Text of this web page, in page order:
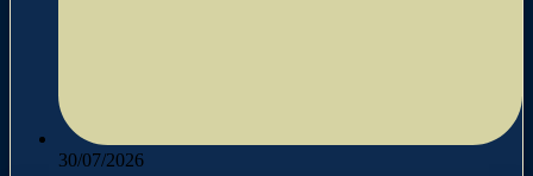
30/07/2026